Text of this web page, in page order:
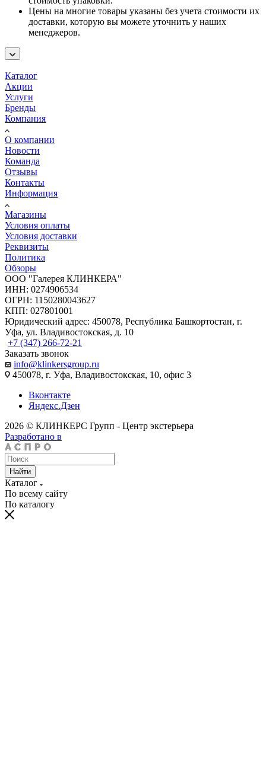
Цены на многие товары указаны без учета стоимости их
доставки, которую вы можете уточнить у наших
менеджеров.
Каталог
Акции
Услуги
Бренды
Компания
О компании
Новости
Команда
Отзывы
Контакты
Информация
Магазины
Условия оплаты
Условия доставки
Реквизиты
Политика
Обзоры
ООО "Галерея КЛИНКЕРА"
ИНН: 0274906534
ОГРН: 1150280043627
КПП: 027801001
Юридический адрес: 450078, Республика Башкортостан, г.
Уфа, ул. Владивостокская, д. 10
+7 (347) 266-72-21
Заказать звонок
info@klinkersgroup.ru
450078, г. Уфа, Владивостокская, 10, офис 3
Вконтакте
Яндекс.Дзен
2026 © КЛИНКЕРС Групп - Центр экстерьера
Разработано в
Найти
Каталог
По всему сайту
По каталогу